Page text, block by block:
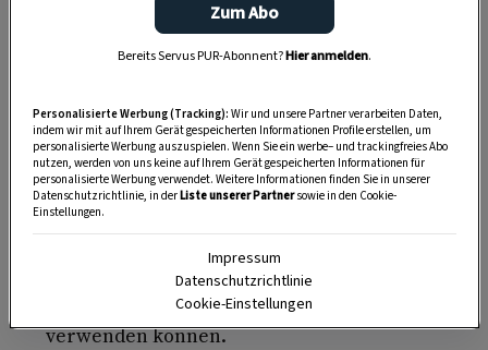
Wir haben diesen Packlträger und zwei
weitere, die wir auf einem Flohmarkt fanden,
auf einem massiven Holzbrett montiert, damit
wir sie von nun an als Zeitungshalter
verwenden können.
Zum Abo
Bereits Servus PUR-Abonnent?Hier anmelden.
Personalisierte Werbung (Tracking): Wir und unsere Partner verarbeiten Daten,
indem wir mit auf Ihrem Gerät gespeicherten Informationen Profile erstellen, um
personalisierte Werbung auszuspielen. Wenn Sie ein werbe– und trackingfreies Abo
nutzen, werden von uns keine auf Ihrem Gerät gespeicherten Informationen für
personalisierte Werbung verwendet. Weitere Informationen finden Sie in unserer
Datenschutzrichtlinie, in derListe unserer Partnersowie in den Cookie-
Einstellungen.
Impressum
Datenschutzrichtlinie
Cookie-Einstellungen